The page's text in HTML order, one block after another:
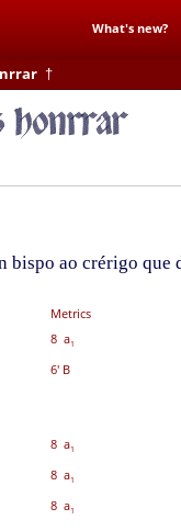
What's new?
†
bispo ao crérigo que
Metrics
8 a1
6' B
8 a1
8 a1
8 a1